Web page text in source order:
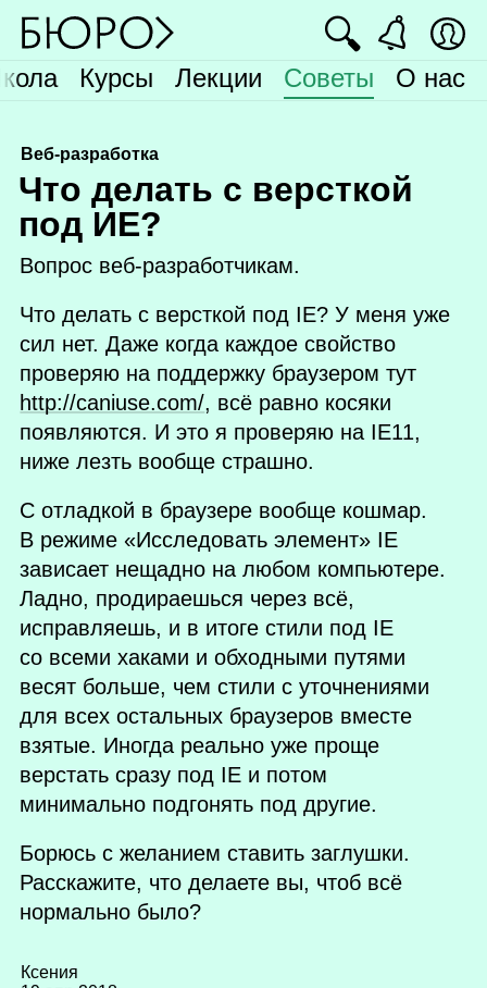
Курсы Лекции Советы О нас
🔍
Веб-разработка
Что делать с версткой
под ИЕ?
Вопрос веб‑разработчикам.
Что делать с версткой под IE? У меня уже
сил нет. Даже когда каждое свойство
проверяю на поддержку браузером тут
http://caniuse.com/, всё равно косяки
появляются. И это я проверяю на IE11,
ниже лезть вообще страшно.
С отладкой в браузере вообще кошмар.
В режиме «Исследовать элемент» IE
зависает нещадно на любом компьютере.
Ладно, продираешься через всё,
исправляешь, и в итоге стили под IE
со всеми хаками и обходными путями
весят больше, чем стили с уточнениями
для всех остальных браузеров вместе
взятые. Иногда реально уже проще
верстать сразу под IE и потом
минимально подгонять под другие.
Борюсь с желанием ставить заглушки.
Расскажите, что делаете вы, чтоб всё
нормально было?
Ксения